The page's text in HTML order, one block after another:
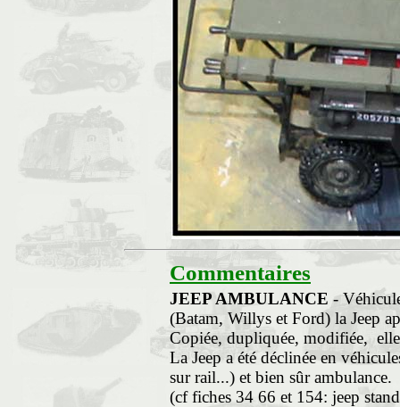
Commentaires
JEEP AMBULANCE -
(Batam, Willys et Ford) la Jeep
Copiée, dupliquée, modifiée, elle
La Jeep a été déclinée en
sur rail...) et bien sûr ambulance.
(cf fiches 34 66 et 154: jeep